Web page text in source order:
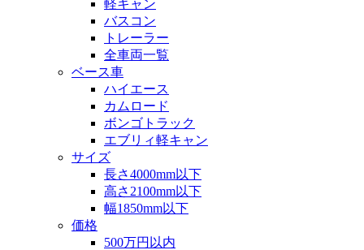
軽キャン
バスコン
トレーラー
全車両一覧
ベース車
ハイエース
カムロード
ボンゴトラック
エブリィ軽キャン
サイズ
長さ4000mm以下
高さ2100mm以下
幅1850mm以下
価格
500万円以内